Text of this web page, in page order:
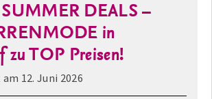
DEALS –
in
zu TOP Preisen!
12. Juni 2026